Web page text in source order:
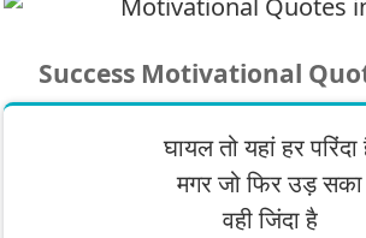
Success Motivational
घायल तो यहां हर परिंदा
मगर जो फिर उड़ सका
वही जिंदा है